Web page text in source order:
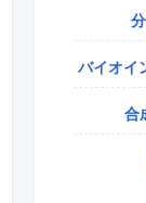
バイオイ
合